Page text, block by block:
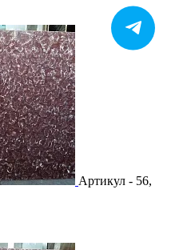
Артикул - 56,